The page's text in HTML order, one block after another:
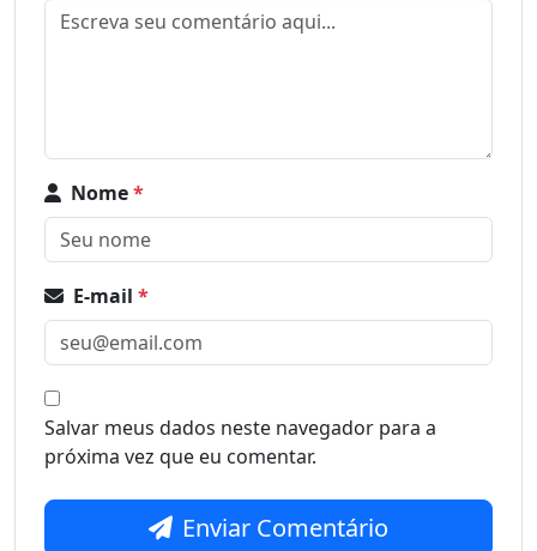
Nome*
E-mail *
Salvar meus dados neste navegador para a
próxima vez que eu comentar.
Enviar Comentário